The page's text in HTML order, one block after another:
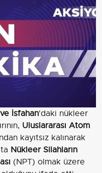
İsfahan'daki nükleer
Uluslararası Atom
kayıtsız kalınarak
Nükleer Silahların
(NPT) olmak üzere